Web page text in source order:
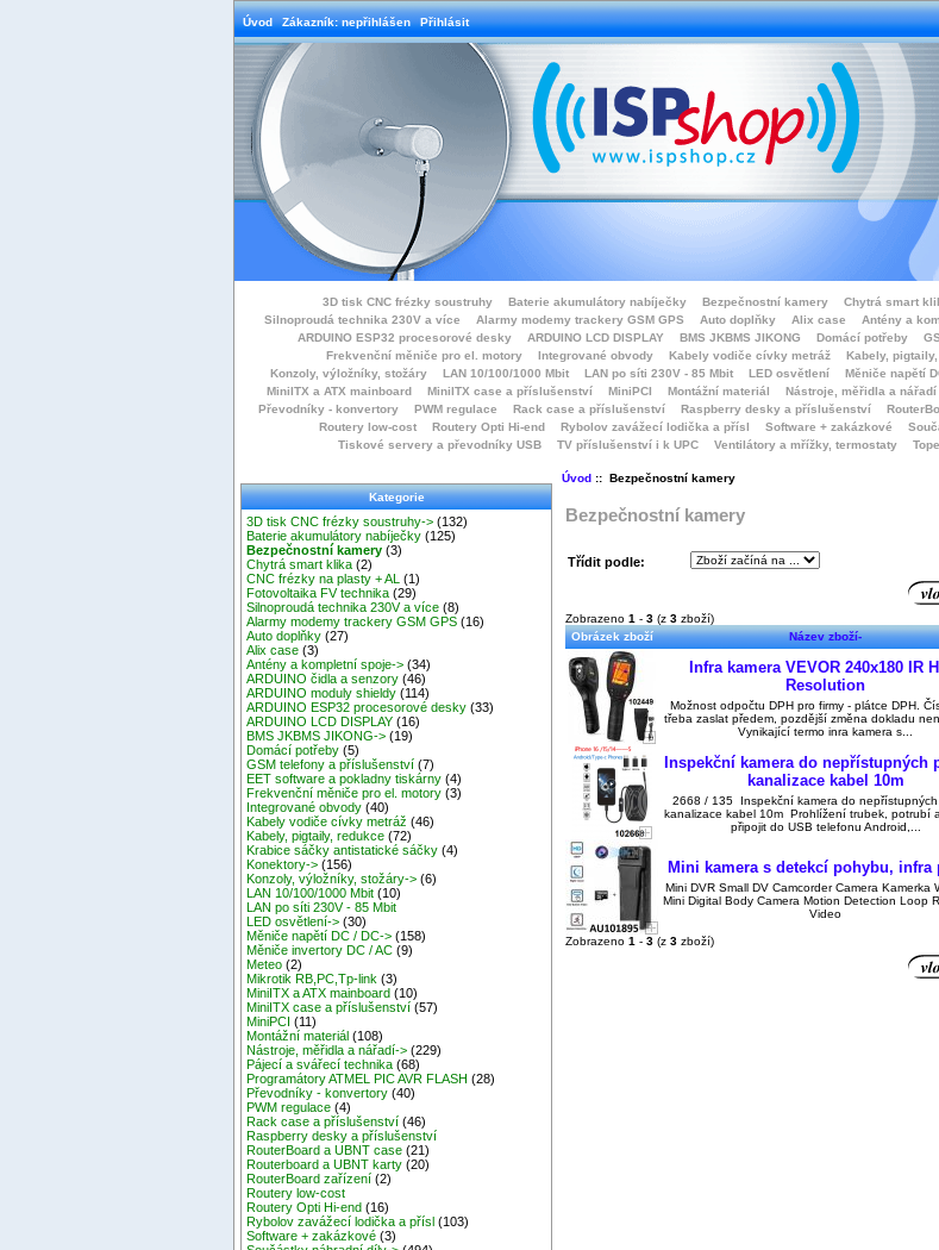
Úvod Zákazník: nepřihlášen Přihlásit
3D tisk CNC frézky soustruhy Baterie akumulátory nabíječky Bezpečnostní kamery Chytrá smart
Silnoproudá technika 230V a více
Alarmy modemy trackery GSM GPS Auto doplňky Alix case Antény a
ARDUINO ESP32 procesorové desky
ARDUINO LCD DISPLAY BMS JKBMS JIKONG Domácí potřeby
Frekvenční měniče pro el. motory
Integrované obvody Kabely vodiče cívky metráž Kabely,
Konzoly, výložníky, stožáry
LAN 10/100/1000 Mbit LAN po síti 230V - 85 Mbit LED osvětlení Měniče napětí
MiniITX a ATX mainboard
MiniITX case a příslušenství MiniPCI Montážní materiál Nástroje, měřidla a nářadí
Převodníky - konvertory
PWM regulace Rack case a příslušenství Raspberry desky a příslušenství
Routery low-cost
Routery Opti Hi-end Rybolov zavážecí lodička a přísl Software + zakázkové
Tiskové servery a převodníky USB
TV příslušenství i k UPC Ventilátory a mřížky, termostaty
Kategorie
3D tisk CNC frézky soustruhy-> (132)
Baterie akumulátory nabíječky (125)
Bezpečnostní kamery (3)
Chytrá smart klika (2)
CNC frézky na plasty + AL
(1)
Fotovoltaika FV technika (29)
Silnoproudá technika 230V a více (8)
Alarmy modemy trackery GSM GPS (16)
Auto doplňky (27)
Alix case (3)
Antény a kompletní spoje-> (34)
ARDUINO čidla a senzory (46)
ARDUINO moduly shieldy (114)
ARDUINO ESP32 procesorové desky (33)
ARDUINO LCD DISPLAY (16)
BMS JKBMS JIKONG-> (19)
Domácí potřeby (5)
GSM telefony a příslušenství (7)
EET software a pokladny tiskárny (4)
Frekvenční měniče pro el. motory (3)
Integrované obvody (40)
Kabely vodiče cívky metráž (46)
Kabely, pigtaily, redukce (72)
Krabice sáčky antistatické sáčky (4)
Konektory-> (156)
Konzoly, výložníky, stožáry-> (6)
LAN 10/100/1000 Mbit (10)
LAN po síti 230V - 85 Mbit
LED osvětlení-> (30)
Měniče napětí DC / DC-> (158)
Měniče invertory DC / AC (9)
Meteo (2)
Mikrotik RB,PC,Tp-link (3)
MiniITX a ATX mainboard (10)
MiniITX case a příslušenství (57)
MiniPCI (11)
Montážní materiál (108)
Nástroje, měřidla a nářadí-> (229)
Pájecí a svářecí technika (68)
Programátory ATMEL PIC AVR FLASH (28)
Převodníky - konvertory (40)
PWM regulace (4)
Rack case a příslušenství (46)
Raspberry desky a příslušenství
RouterBoard a UBNT case (21)
Routerboard a UBNT karty (20)
RouterBoard zařízení (2)
Routery low-cost
Routery Opti Hi-end (16)
Rybolov zavážecí lodička a přísl (103)
Software + zakázkové (3)
Úvod:: Bezpečnostní kamery
Bezpečnostní kamery
Třídit podle:
Zobrazeno 1 - 3 (z 3 zboží)
Obrázek zboží
Název zboží-
Infra kamera VEVOR 240x180 IR
Resolution
Možnost odpočtu DPH pro firmy - plátce DPH.
třeba zaslat předem, pozdější změna dokladu
Vynikající termo inra kamera s...
Inspekční kamera do nepřístupných
kanalizace kabel 10m
2668 / 135 Inspekční kamera do nepřístupných
kanalizace kabel 10m Prohlížení trubek, potrubí
připojit do USB telefonu Android,...
Mini kamera s detekcí pohybu, infra
Mini DVR Small DV Camcorder Camera Kamerka
Mini Digital Body Camera Motion Detection Loop
Video
Zobrazeno 1 - 3 (z 3 zboží)